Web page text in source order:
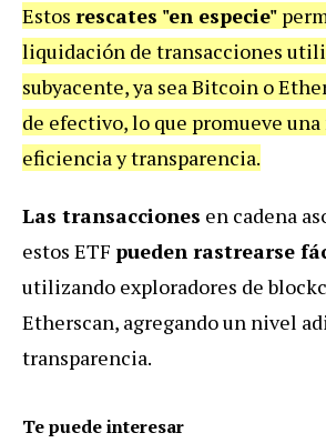
Estos rescates "en especie"
liquidación de transacciones
subyacente, ya sea Bitcoin o
de efectivo, lo que promueve una
eficiencia y transparencia.
Las transacciones en cadena
estos ETF pueden rastrearse
utilizando exploradores de
Etherscan, agregando un nivel
transparencia.
Te puede interesar